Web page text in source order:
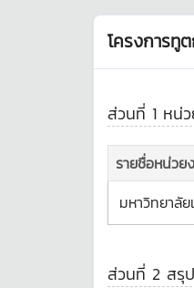
โครงการทู
ส่วนที่ 1 หน่
รายชื่อหน่วย
มหาวิทยาลั
ส่วนที่ 2 สรุ